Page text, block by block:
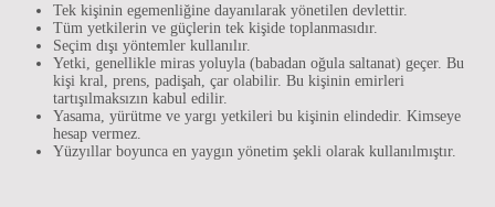
Tek kişinin egemenliğine dayanılarak yönetilen devlettir.
Tüm yetkilerin ve güçlerin tek kişide toplanmasıdır.
Seçim dışı yöntemler kullanılır.
Yetki, genellikle miras yoluyla (babadan oğula saltanat) geçer. Bu
kişi kral, prens, padişah, çar olabilir. Bu kişinin emirleri
tartışılmaksızın kabul edilir.
Yasama, yürütme ve yargı yetkileri bu kişinin elindedir. Kimseye
hesap vermez.
Yüzyıllar boyunca en yaygın yönetim şekli olarak kullanılmıştır.